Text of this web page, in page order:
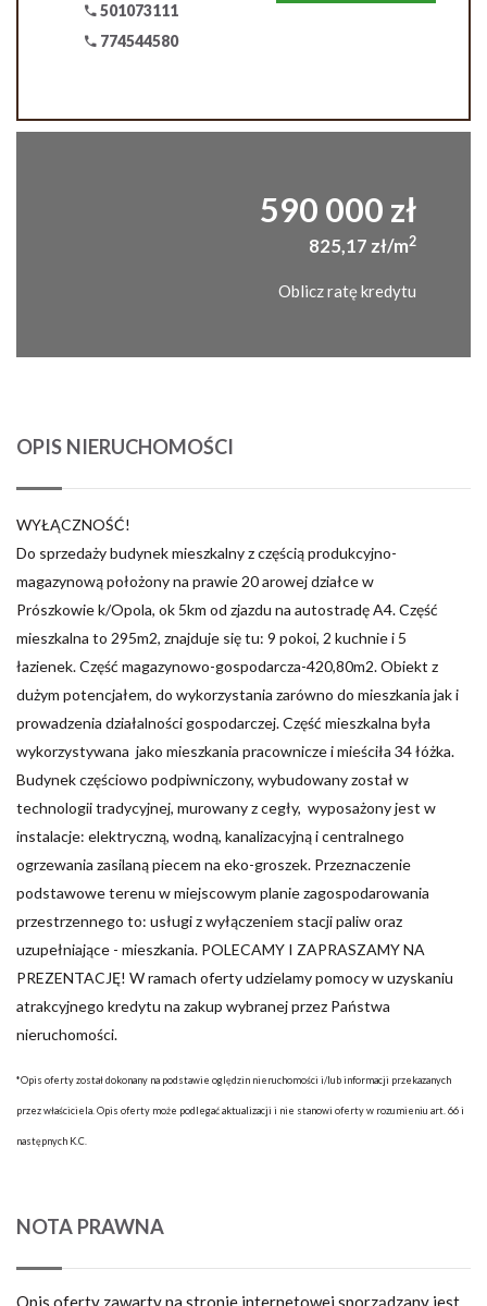
501073111
774544580
590 000 zł
825,17 zł/m2
Oblicz ratę kredytu
OPIS NIERUCHOMOŚCI
WYŁĄCZNOŚĆ!
Do sprzedaży budynek mieszkalny z częścią produkcyjno-
magazynową położony na prawie 20 arowej działce w
Prószkowie k/Opola, ok 5km od zjazdu na autostradę A4. Część
mieszkalna to 295m2, znajduje się tu: 9 pokoi, 2 kuchnie i 5
łazienek. Część magazynowo-gospodarcza-420,80m2. Obiekt z
dużym potencjałem, do wykorzystania zarówno do mieszkania jak i
prowadzenia działalności gospodarczej. Część mieszkalna była
wykorzystywana jako mieszkania pracownicze i mieściła 34 łóżka.
Budynek częściowo podpiwniczony, wybudowany został w
technologii tradycyjnej, murowany z cegły, wyposażony jest w
instalacje: elektryczną, wodną, kanalizacyjną i centralnego
ogrzewania zasilaną piecem na eko-groszek. Przeznaczenie
podstawowe terenu w miejscowym planie zagospodarowania
przestrzennego to: usługi z wyłączeniem stacji paliw oraz
uzupełniające - mieszkania. POLECAMY I ZAPRASZAMY NA
PREZENTACJĘ! W ramach oferty udzielamy pomocy w uzyskaniu
atrakcyjnego kredytu na zakup wybranej przez Państwa
nieruchomości.
*Opis oferty został dokonany na podstawie oględzin nieruchomości i/lub informacji przekazanych
przez właściciela. Opis oferty może podlegać aktualizacji i nie stanowi oferty w rozumieniu art. 66 i
następnych K.C.
NOTA PRAWNA
Opis oferty zawarty na stronie internetowej sporządzany jest